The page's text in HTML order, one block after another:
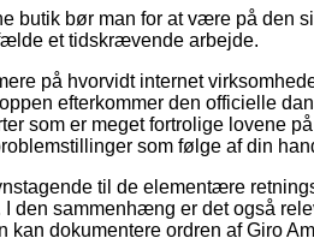
butik bør man for at være på den
et tidskrævende arbejde.
på hvorvidt internet
efterkommer den officielle
som er meget fortrolige lovene
som følge af din
til de elementære
den sammenhæng er det også
kan dokumentere ordren af Giro